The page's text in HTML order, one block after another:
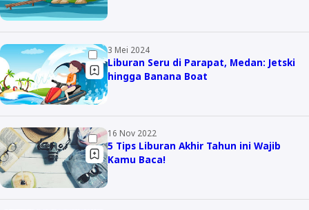
3 Mei 2024
Liburan Seru di Parapat, Medan: Jetski
hingga Banana Boat
16 Nov 2022
5 Tips Liburan Akhir Tahun ini Wajib
Kamu Baca!